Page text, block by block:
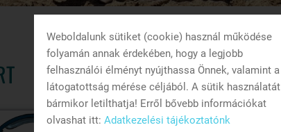
Weboldalunk sütiket (cookie) használ működése
folyamán annak érdekében, hogy a legjobb
felhasználói élményt nyújthassa Önnek, valamint a
látogatottság mérése céljából. A sütik használatát
bármikor letilthatja! Erről bővebb információkat
olvashat itt: Adatkezelési tájékoztatónk